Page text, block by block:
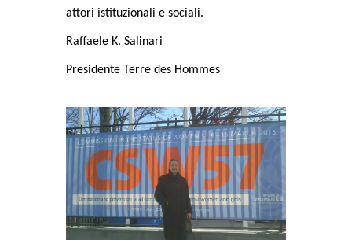
attori istituzionali e sociali.
Raffaele K. Salinari
Presidente Terre des Hommes